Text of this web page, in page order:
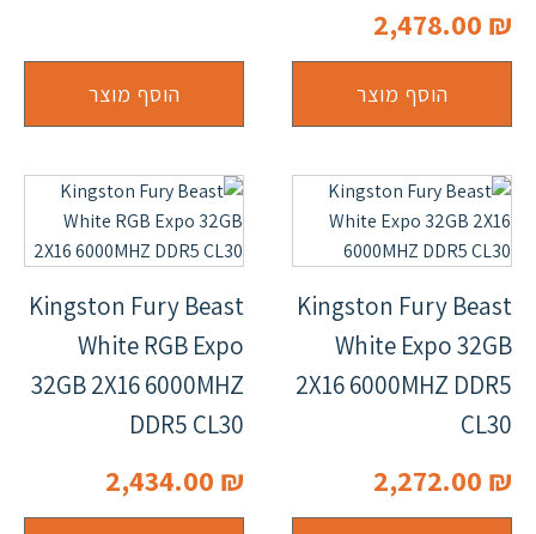
2,478.00 ₪
הוסף מוצר הוסף מוצר
Kingston Fury Beast
White Expo 32GB
2X16 6000MHZ DDR5
CL30
2,272.00 ₪
Kingston Fury Beast
White RGB Expo
32GB 2X16 6000MHZ
DDR5 CL30
2,434.00 ₪